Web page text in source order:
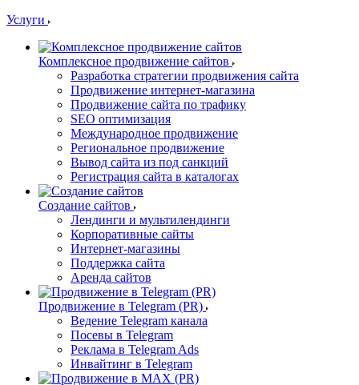
Услуги
Комплексное продвижение сайтов
Разработка стратегии продвижения сайта
Продвижение интернет-магазина
Продвижение сайта по трафику
SEO оптимизация
Международное продвижение
Региональное продвижение
Вывод сайта из под санкций
Регистрация сайта в каталогах
Создание сайтов
Лендинги и мультилендинги
Корпоративные сайты
Интернет-магазины
Поддержка сайта
Аренда сайтов
Продвижение в Telegram (PR)
Ведение Telegram канала
Посевы в Telegram
Реклама в Telegram Ads
Инвайтинг в Telegram